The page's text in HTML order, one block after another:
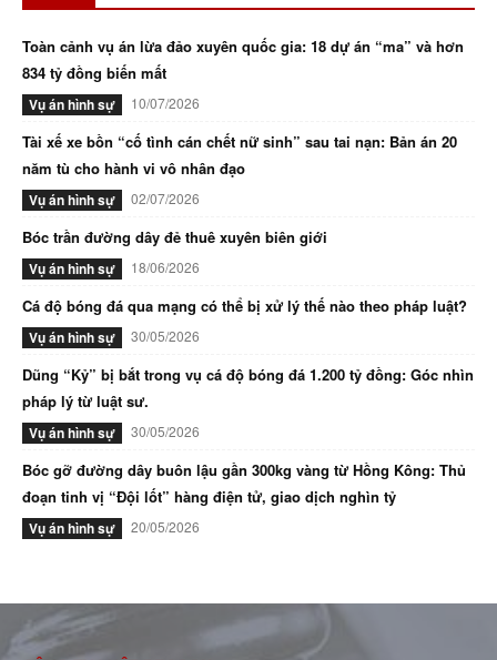
Toàn cảnh vụ án lừa đảo xuyên quốc gia: 18 dự án “ma” và hơn
834 tỷ đồng biến mất
Vụ án hình sự 10/07/2026
Tài xế xe bồn “cố tình cán chết nữ sinh” sau tai nạn: Bản án 20
năm tù cho hành vi vô nhân đạo
Vụ án hình sự 02/07/2026
Bóc trần đường dây đẻ thuê xuyên biên giới
Vụ án hình sự 18/06/2026
Cá độ bóng đá qua mạng có thể bị xử lý thế nào theo pháp luật?
Vụ án hình sự 30/05/2026
Dũng “Kỷ” bị bắt trong vụ cá độ bóng đá 1.200 tỷ đồng: Góc nhìn
pháp lý từ luật sư.
Vụ án hình sự 30/05/2026
Bóc gỡ đường dây buôn lậu gần 300kg vàng từ Hồng Kông: Thủ
đoạn tinh vị “Đội lốt” hàng điện tử, giao dịch nghìn tỷ
Vụ án hình sự 20/05/2026